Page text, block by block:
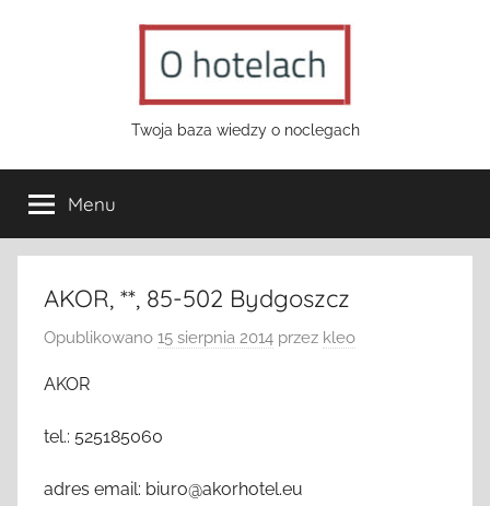
hotelach.pl
Twoja baza wiedzy o noclegach
Menu
AKOR, **, 85-502 Bydgoszcz
Opublikowano 15 sierpnia 2014 przez kleo
AKOR
tel.: 525185060
adres email: biuro@akorhotel.eu